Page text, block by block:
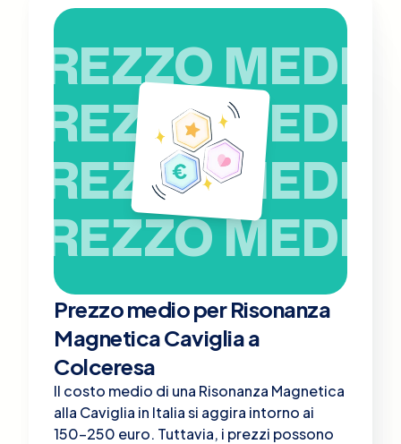
PREZZO MEDIO
PREZZO MEDIO
PREZZO MEDIO
PREZZO MEDIO
Prezzo medio per Risonanza
Magnetica Caviglia a
Colceresa
Il costo medio di una Risonanza Magnetica
alla Caviglia in Italia si aggira intorno ai
150-250 euro. Tuttavia, i prezzi possono